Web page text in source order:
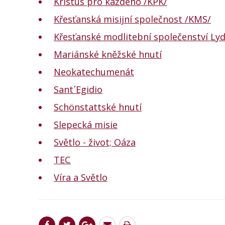
Křesťanská misijní společnost /KMS/
Křesťanské modlitební společenství
Mariánské kněžské hnutí
Neokatechumenát
Sant´Egidio
Schönstattské hnutí
Slepecká misie
Světlo - život; Oáza
TEC
Víra a Světlo